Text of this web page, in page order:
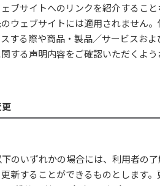
ブサイトへのリンクを紹介するこ
ウェブサイトには適用されません
スする際や商品・製品／サービスお
する声明内容をご確認いただくよう
のいずれかの場合には、利用者の
新することができるものとします。